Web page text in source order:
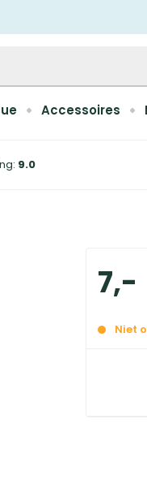
Accessoires
9.0
7,-
Niet